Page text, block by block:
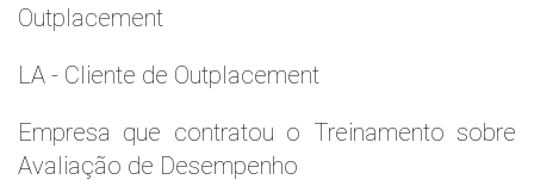
Outplacement
LA - Cliente de Outplacement
Empresa que contratou o Treinamento sobre
Avaliação de Desempenho